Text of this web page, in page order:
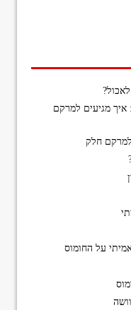
מגיעים למרקם
למרקם חלק
על החומוס